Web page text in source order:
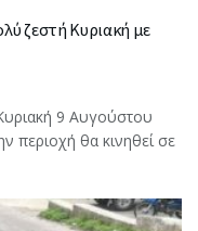
ζεστή Κυριακή με
Κυριακή 9 Αυγούστου
περιοχή θα κινηθεί σε